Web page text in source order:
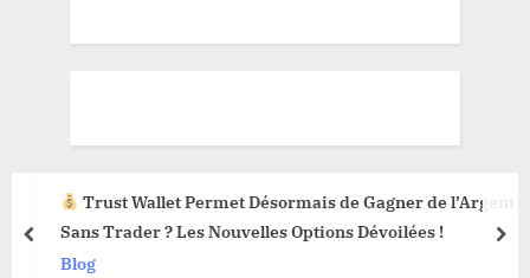
Trust Wallet Permet Désormais de Gagner de l’Argent
Sans Trader ? Les Nouvelles Options Dévoilées !
Blog
prev